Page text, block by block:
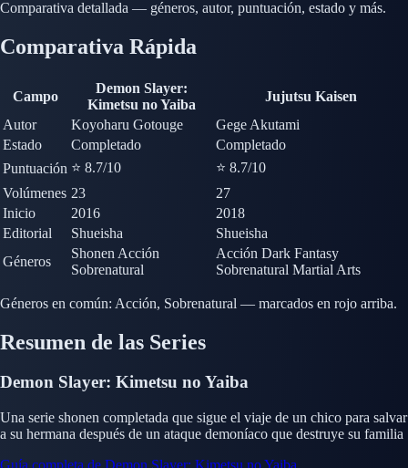
Comparativa detallada — géneros, autor, puntuación, estado y más.
Comparativa Rápida
Campo
Demon Slayer:
Kimetsu no Yaiba
Jujutsu Kaisen
Autor
Koyoharu Gotouge
Gege Akutami
Estado
Completado
Completado
Puntuación ⭐ 8.7/10 ⭐ 8.7/10
Volúmenes 23
27
Inicio
2016
2018
Editorial
Shueisha
Shueisha
Géneros
Shonen Acción
Sobrenatural
Acción Dark Fantasy
Sobrenatural Martial Arts
Géneros en común: Acción, Sobrenatural — marcados en rojo arriba.
Resumen de las Series
Demon Slayer: Kimetsu no Yaiba
Una serie shonen completada que sigue el viaje de un chico para salvar
a su hermana después de un ataque demoníaco que destruye su familia